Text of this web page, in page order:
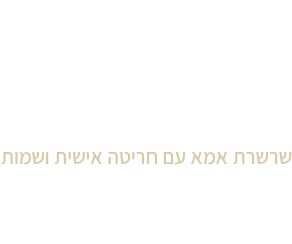
שרשרת אמא עם חריטה אישית ושמות